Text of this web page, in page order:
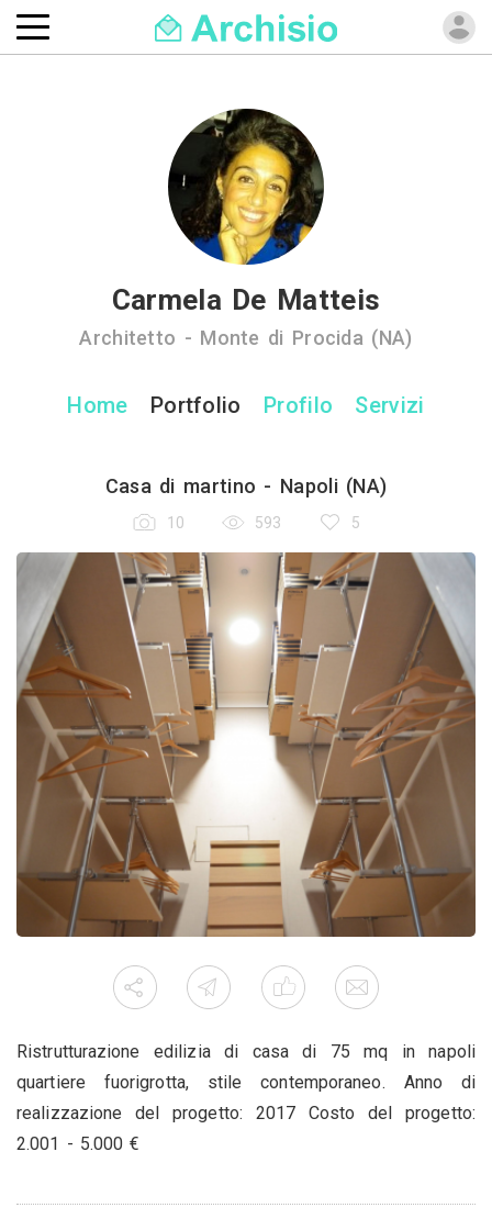
Carmela De Matteis
Architetto - Monte di Procida (NA)
Home Portfolio Profilo Servizi
Casa di martino - Napoli (NA)
10 593 5
Ristrutturazione edilizia di casa di 75 mq in napoli
quartiere fuorigrotta, stile contemporaneo. Anno di
realizzazione del progetto: 2017 Costo del progetto:
2.001 - 5.000 €